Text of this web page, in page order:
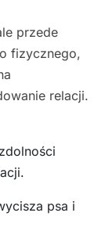
przede
fizycznego,
relacji.
psa i